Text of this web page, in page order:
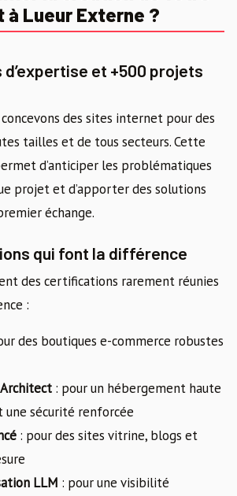
Lueur Externe ?
d’expertise et +500 projets
des sites internet pour des
tailles et de tous secteurs. Cette
d’anticiper les problématiques
projet et d’apporter des solutions
échange.
qui font la différence
des certifications rarement réunies
:
des boutiques e-commerce robustes
: pour un hébergement haute
sécurité renforcée
: pour des sites vitrine, blogs et
LLM : pour une visibilité